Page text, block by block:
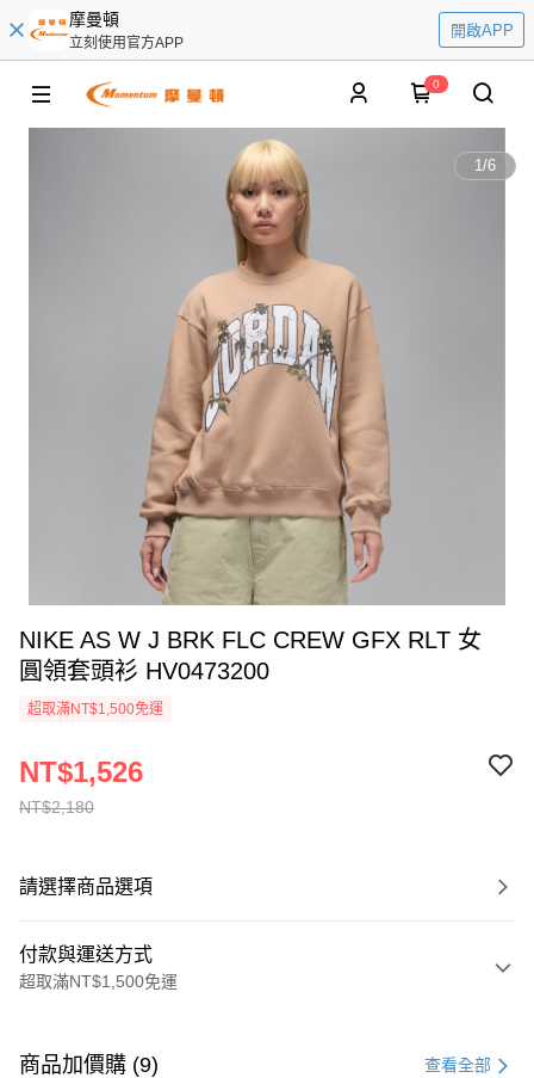
摩曼頓
立刻使用官方APP
開啟APP
0
1/6
NIKE AS W J BRK FLC CREW GFX RLT 女
圓領套頭衫 HV0473200
超取滿NT$1,500免運
NT$2,180
NT$1,526
請選擇商品選項
付款與運送方式
超取滿NT$1,500免運
信用卡一次付款
商品加價購 (9) 查看全部